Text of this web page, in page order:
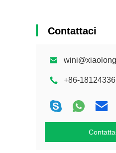
Contattaci
+86-